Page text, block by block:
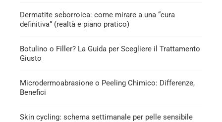
Dermatite seborroica: come mirare a una “cura
definitiva” (realtà e piano pratico)
Botulino o Filler? La Guida per Scegliere il Trattamento
Giusto
Microdermoabrasione o Peeling Chimico: Differenze,
Benefici
Skin cycling: schema settimanale per pelle sensibile